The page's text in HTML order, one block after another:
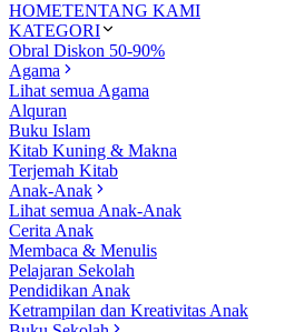
HOMETENTANG KAMI
KATEGORI
Obral Diskon 50-90%
Agama
Lihat semua Agama
Alquran
Buku Islam
Kitab Kuning & Makna
Terjemah Kitab
Anak-Anak
Lihat semua Anak-Anak
Cerita Anak
Membaca & Menulis
Pelajaran Sekolah
Pendidikan Anak
Ketrampilan dan Kreativitas Anak